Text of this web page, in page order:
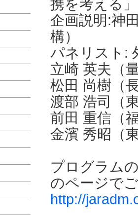
携を考える」
企画説明:神
構）
パネリスト:
立崎 英夫（
松田 尚樹（
渡部 浩司（
前田 重信（
金濱 秀昭（
プログラム
のページで
http://